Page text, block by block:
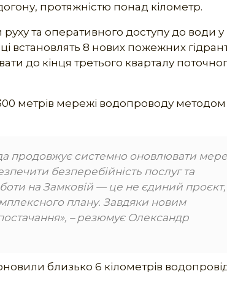
протяжністю понад кілометр.
та оперативного доступу до води у
встановлять 8 нових пожежних
до кінця третього кварталу
метрів мережі водопроводу методом
продовжує системно оновлювати
безперебійність послуг та
на Замковій — це не єдиний проєкт,
плану. Завдяки новим
– резюмує Олександр
близько 6 кілометрів